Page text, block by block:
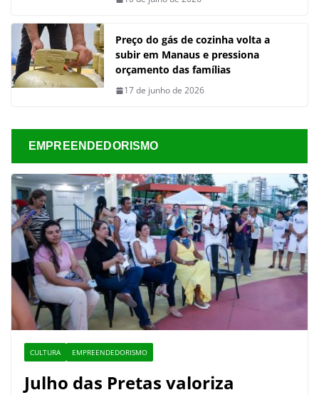
Preço do gás de cozinha volta a
subir em Manaus e pressiona
orçamento das famílias
17 de junho de 2026
EMPREENDEDORISMO
CULTURA EMPREENDEDORISMO
Julho das Pretas valoriza